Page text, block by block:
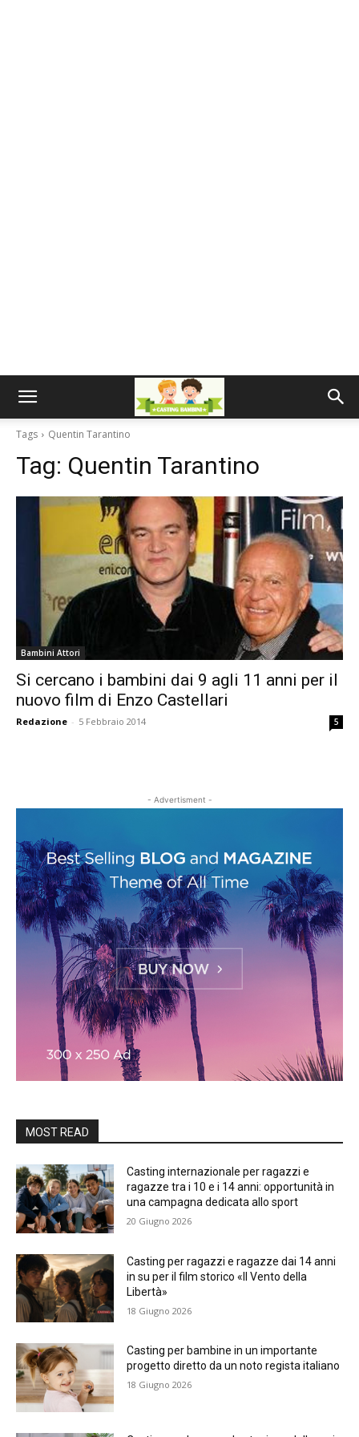
Tags Quentin Tarantino
Tag: Quentin Tarantino
Bambini Attori
Si cercano i bambini dai 9 agli 11 anni per il
nuovo film di Enzo Castellari
Redazione - 5 Febbraio 2014 5
- Advertisment -
MOST READ
Casting internazionale per ragazzi e
ragazze tra i 10 e i 14 anni: opportunità in
una campagna dedicata allo sport
20 Giugno 2026
Casting per ragazzi e ragazze dai 14 anni
in su per il film storico «Il Vento della
Libertà»
18 Giugno 2026
Casting per bambine in un importante
progetto diretto da un noto regista italiano
18 Giugno 2026